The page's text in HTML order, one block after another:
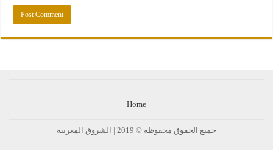
Home
جميع الحقوق محفوظة © 2019 | الشروق المغربية